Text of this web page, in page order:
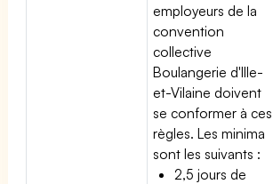
employeurs de la
convention
collective
Boulangerie d'Ille-
et-Vilaine doivent
se conformer à ces
règles. Les minima
sont les suivants :
2,5 jours de